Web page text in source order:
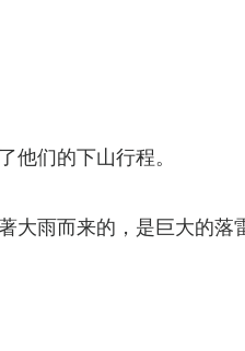
他们的下山行程。
雨而来的，是巨大的落